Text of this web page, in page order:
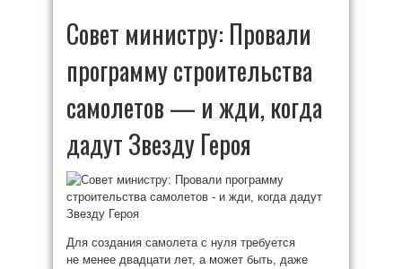
Совет министру: Провали
программу строительства
самолетов — и жди, когда
дадут Звезду Героя
Для создания самолета с нуля требуется
не менее двадцати лет, а может быть, даже